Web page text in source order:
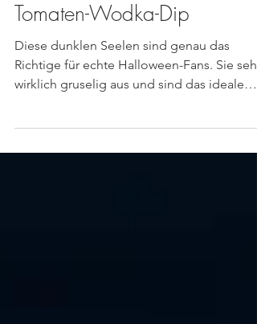
Seelen mit höllischem
Tomaten-Wodka-Dip
Diese dunklen Seelen sind genau das
Richtige für echte Halloween-Fans. Sie